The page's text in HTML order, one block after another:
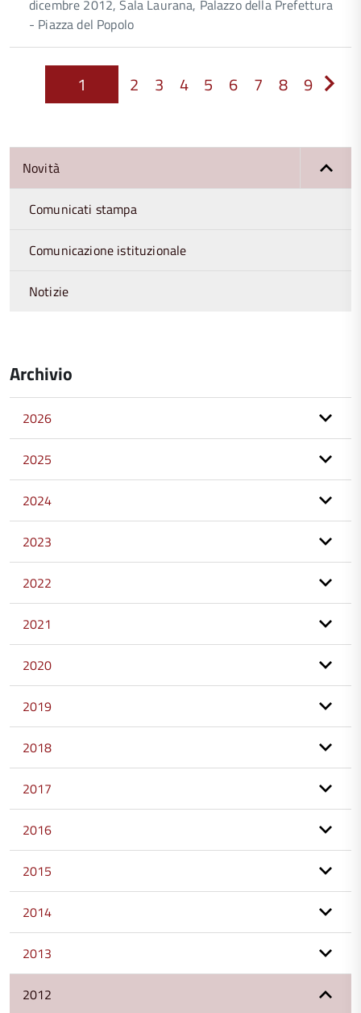
dicembre 2012, Sala Laurana, Palazzo della Prefettura
- Piazza del Popolo
1 2 3 4 5 6 7 8 9
Novità
Comunicati stampa
Comunicazione istituzionale
Notizie
Archivio
2026
2025
2024
2023
2022
2021
2020
2019
2018
2017
2016
2015
2014
2013
2012